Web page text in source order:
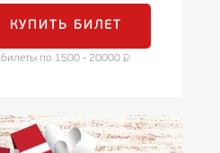
КУПИТЬ БИЛЕТ
билеты по 1500 - 20000